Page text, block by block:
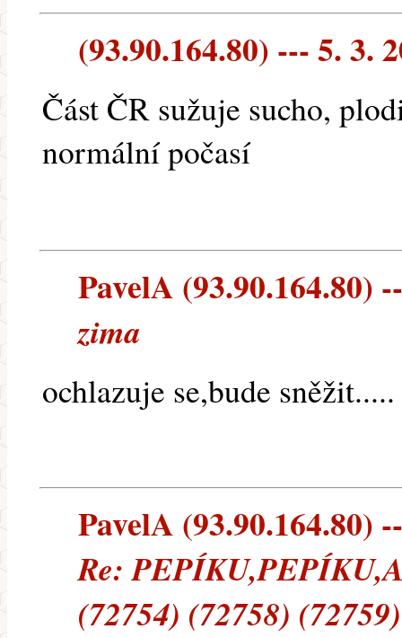
(93.90.164.80) --- 5. 3.
Část ČR sužuje sucho,
normální počasí
PavelA (93.90.164.80)
zima
ochlazuje se,bude sněžit.....
PavelA (93.90.164.80)
Re:
(72754) (72758)